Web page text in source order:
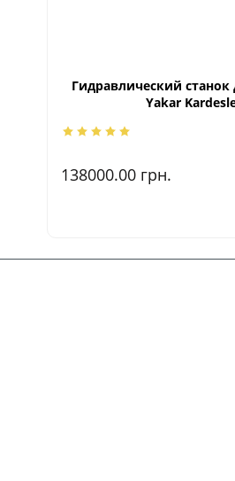
Гидравлический
Yakar
138000.00 грн.